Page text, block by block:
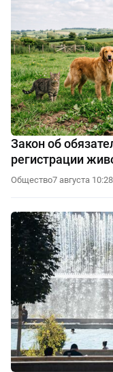
Закон об
регистрации
Общество7 августа 10:28